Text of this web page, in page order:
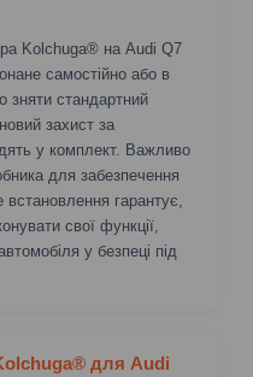
Kolchuga® на Audi Q7
самостійно або в
зняти стандартний
захист за
у комплект. Важливо
для забезпечення
гарантує,
свої функції,
у безпеці під
для Audi